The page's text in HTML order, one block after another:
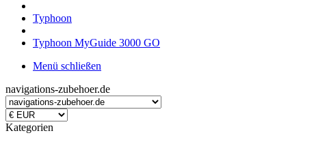
Typhoon
Typhoon MyGuide 3000 GO
Menü schließen
navigations-zubehoer.de
Kategorien